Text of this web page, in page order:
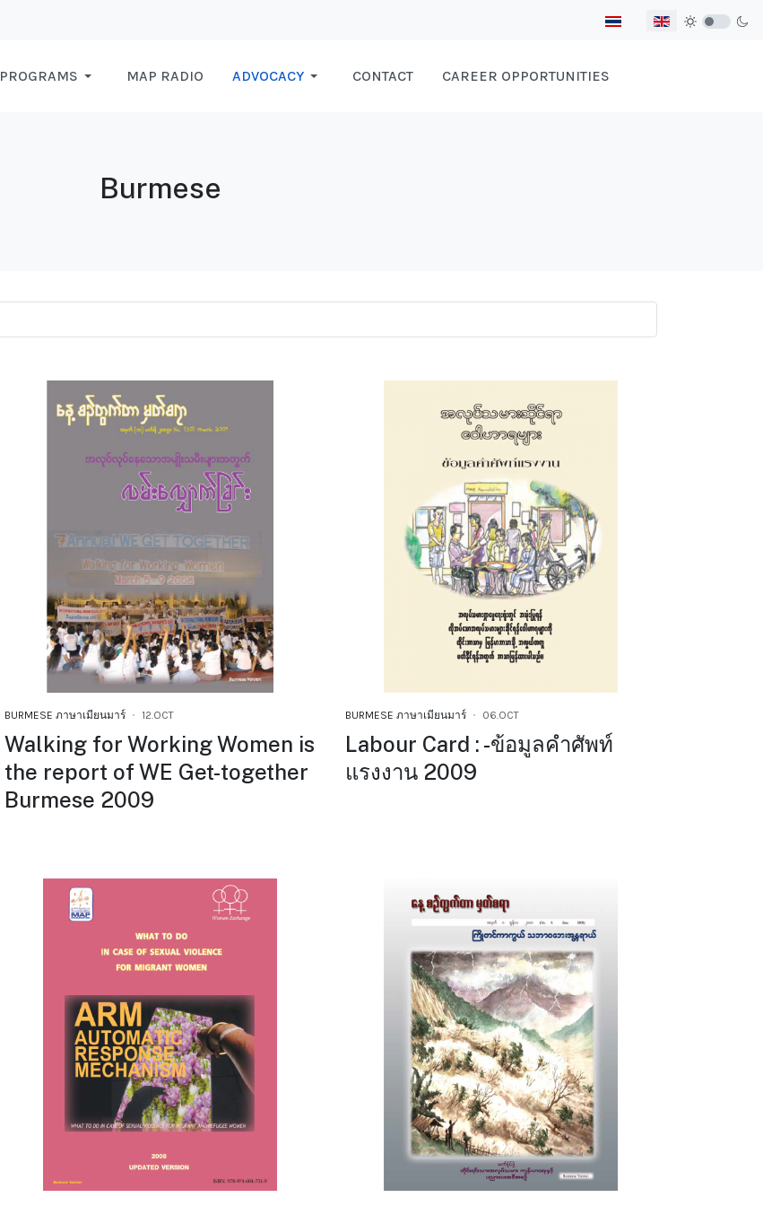
Select your language
PROGRAMS MAP RADIO ADVOCACY CONTACT CAREER OPPORTUNITIES
Burmese
BURMESE ภาษาเมียนมาร์ 12.OCT
Walking for Working Women is
the report of WE Get-together
Burmese 2009
BURMESE ภาษาเมียนมาร์ 06.OCT
Labour Card : -ข้อมูลคำศัพท์
แรงงาน 2009